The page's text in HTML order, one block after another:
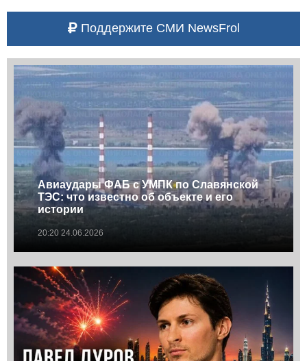
Поддержите СМИ NewsFrol
Авиаудары ФАБ с УМПК по Славянской
ТЭС: что известно об объекте и его
истории
20:20 24.06.2026